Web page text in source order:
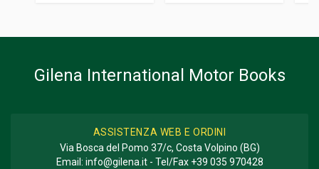
Gilena International Motor Books
ASSISTENZA WEB E ORDINI
Via Bosca del Pomo 37/c, Costa Volpino (BG)
Email: info@gilena.it- Tel/Fax +39 035 970428